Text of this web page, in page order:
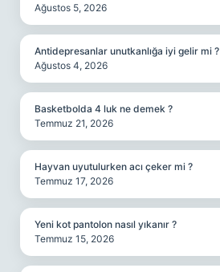
Ağustos 5, 2026
Antidepresanlar unutkanlığa iyi gelir mi ?
Ağustos 4, 2026
Basketbolda 4 luk ne demek ?
Temmuz 21, 2026
Hayvan uyutulurken acı çeker mi ?
Temmuz 17, 2026
Yeni kot pantolon nasıl yıkanır ?
Temmuz 15, 2026